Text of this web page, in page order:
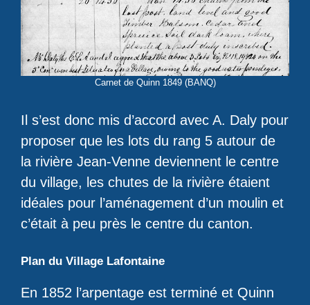
Carnet de Quinn 1849 (BANQ)
Il s’est donc mis d’accord avec A. Daly pour
proposer que les lots du rang 5 autour de
la rivière Jean-Venne deviennent le centre
du village, les chutes de la rivière étaient
idéales pour l’aménagement d’un moulin et
c’était à peu près le centre du canton.
Plan du Village Lafontaine
En 1852 l’arpentage est terminé et Quinn